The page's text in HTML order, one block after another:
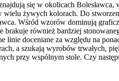
się w okolicach
żywych kolorach. Do
Wśród wzorów dominują
również bardziej
doceniane za względu na
a szukają wyrobów trwałych,
przy wspólnym stole. Czy